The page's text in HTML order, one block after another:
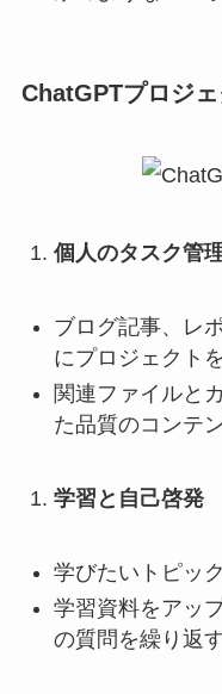
ChatGPTプロジ
個人のタスク管
ブログ記事、レ
にプロジェクト
関連ファイルと
た品質のコンテ
学習と自己啓発
学びたいトピッ
学習資料をアッ
の質問を繰り返